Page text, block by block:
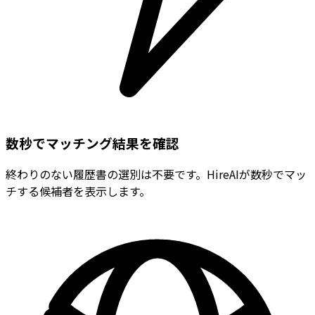
数秒でマッチング結果を確認
終わりのない履歴書の選別は不要です。HireAIが数秒でマッ
チする候補者を表示します。